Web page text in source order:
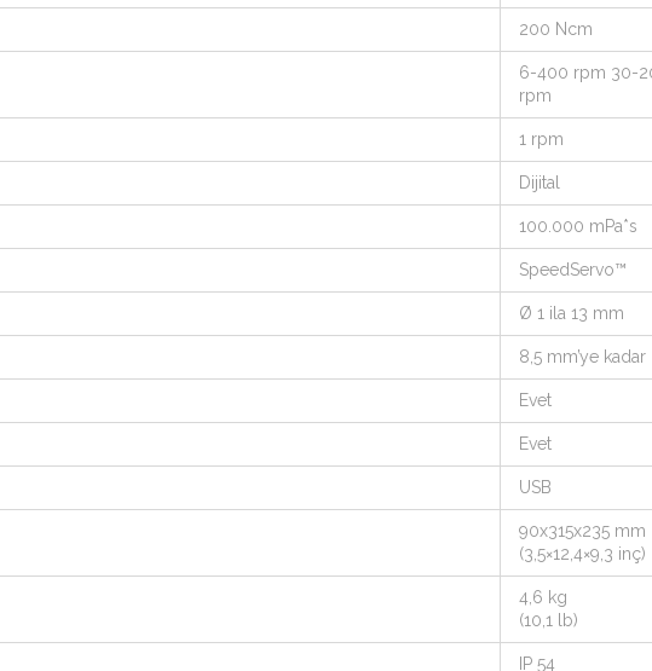
200 Ncm
6-400 rpm 30-
rpm
1 rpm
Dijital
100.000 mPa*s
SpeedServo™
Ø 1 ila 13 mm
8,5 mm’ye kadar
Evet
Evet
USB
90x315x235 mm
(3,5×12,4×9,3 inç)
4,6 kg
(10,1 lb)
IP 54